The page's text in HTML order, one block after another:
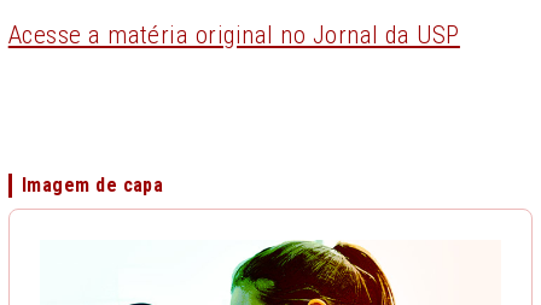
Acesse a matéria original no Jornal da USP
Imagem de capa